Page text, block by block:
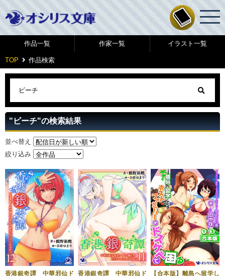
作品一覧 作家一覧 イラスト一覧
TOP 作品検索
"ビーチ"の検索結果
並べ替え
絞り込み
香港銀奇譚 中華邪仙ド
香港銀奇譚 中華邪仙ド
【合本版】離島へ留学し